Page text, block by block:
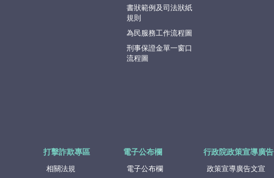
書狀範例及司法狀紙
規則
為民服務工作流程圖
刑事保證金單一窗口
流程圖
打擊詐欺專區
相關法規
電子公布欄
電子公布欄
行政院政策宣導廣告
政策宣導廣告文宣